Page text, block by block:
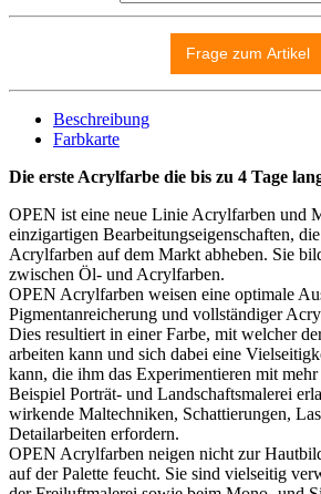
Beschreibung
Farbkarte
Die erste Acrylfarbe die bis zu 4 Tage
OPEN ist eine neue Linie Acrylfarben und
einzigartigen Bearbeitungseigenschaften,
Acrylfarben auf dem Markt abheben. Sie
zwischen Öl- und Acrylfarben.
OPEN Acrylfarben weisen eine optimale
Pigmentanreicherung und vollständiger
Dies resultiert in einer Farbe, mit welcher
arbeiten kann und sich dabei eine
kann, die ihm das Experimentieren mit
Beispiel Porträt- und Landschaftsmalerei
wirkende Maltechniken, Schattierungen,
Detailarbeiten erfordern.
OPEN Acrylfarben neigen nicht zur
auf der Palette feucht. Sie sind vielseitig